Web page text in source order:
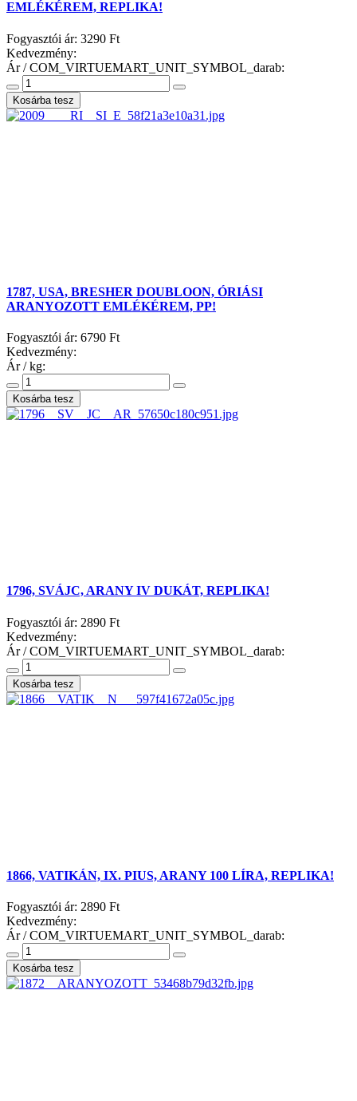
EMLÉKÉREM, REPLIKA!
Fogyasztói ár: 3290 Ft
Kedvezmény:
Ár / COM_VIRTUEMART_UNIT_SYMBOL_darab:
1787, USA, BRESHER DOUBLOON, ÓRIÁSI
ARANYOZOTT EMLÉKÉREM, PP!
Fogyasztói ár: 6790 Ft
Kedvezmény:
Ár / kg:
1796, SVÁJC, ARANY IV DUKÁT, REPLIKA!
Fogyasztói ár: 2890 Ft
Kedvezmény:
Ár / COM_VIRTUEMART_UNIT_SYMBOL_darab:
1866, VATIKÁN, IX. PIUS, ARANY 100 LÍRA, REPLIKA!
Fogyasztói ár: 2890 Ft
Kedvezmény:
Ár / COM_VIRTUEMART_UNIT_SYMBOL_darab: